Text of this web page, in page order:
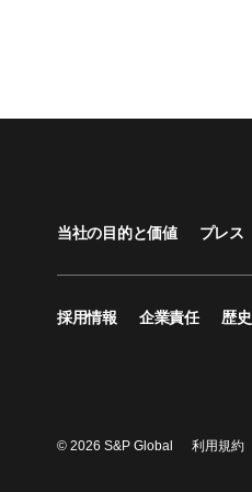
当社の目的と価値 プレス
採用情報 企業責任 歴史
© 2026 S&P Global 利用規約